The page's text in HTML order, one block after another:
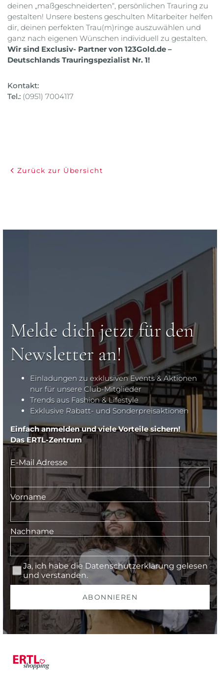
deinen „maßgeschneiderten“, persönlichen Trauring zu
gestalten! Unsere bestens geschulten Mitarbeiter helfen
dir, deinen perfekten Trau(m)ringe auszuwählen und
ganz nach eigenen Wünschen individuell zu gestalten.
Wir sind Exclusiv- Partner von 123Gold.de –
Deutschlands Trauringspezialist Nr. 1!
Kontakt:
Tel.: (0951) 7004117
Zurück zur Übersicht
Melde dich jetzt für den
Newsletter an!
Einladungen zu exklusiven Events & Aktionen
nur für unsere Club-Mitglieder
Trends aus Fashion & Lifestyle
Exklusive Rabatt- und Sonderpreisaktionen
Einfach anmelden und viele Vorteile sichern!
Das ERTL-Zentrum
E-Mail Adresse
Vorname
Nachname
Ja, ich habe die Datenschutzerklärung gelesen
und verstanden.
ABONNIEREN